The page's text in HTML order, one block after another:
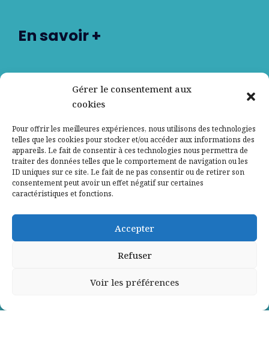
Gérer le consentement aux
cookies
Pour offrir les meilleures expériences, nous utilisons des technologies
telles que les cookies pour stocker et/ou accéder aux informations des
appareils. Le fait de consentir à ces technologies nous permettra de
traiter des données telles que le comportement de navigation ou les
ID uniques sur ce site. Le fait de ne pas consentir ou de retirer son
consentement peut avoir un effet négatif sur certaines
caractéristiques et fonctions.
Accepter
Refuser
Voir les préférences
En savoir +
Nos partenaires
Contactez-nous
Mentions légales